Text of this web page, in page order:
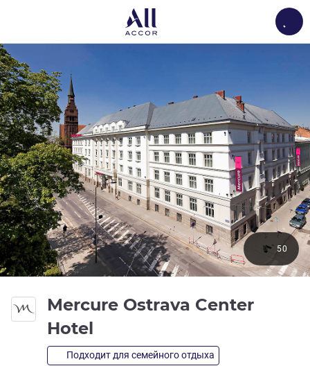
Mercure Ostrava Center
Hotel
Подходит для семейного отдыха
50